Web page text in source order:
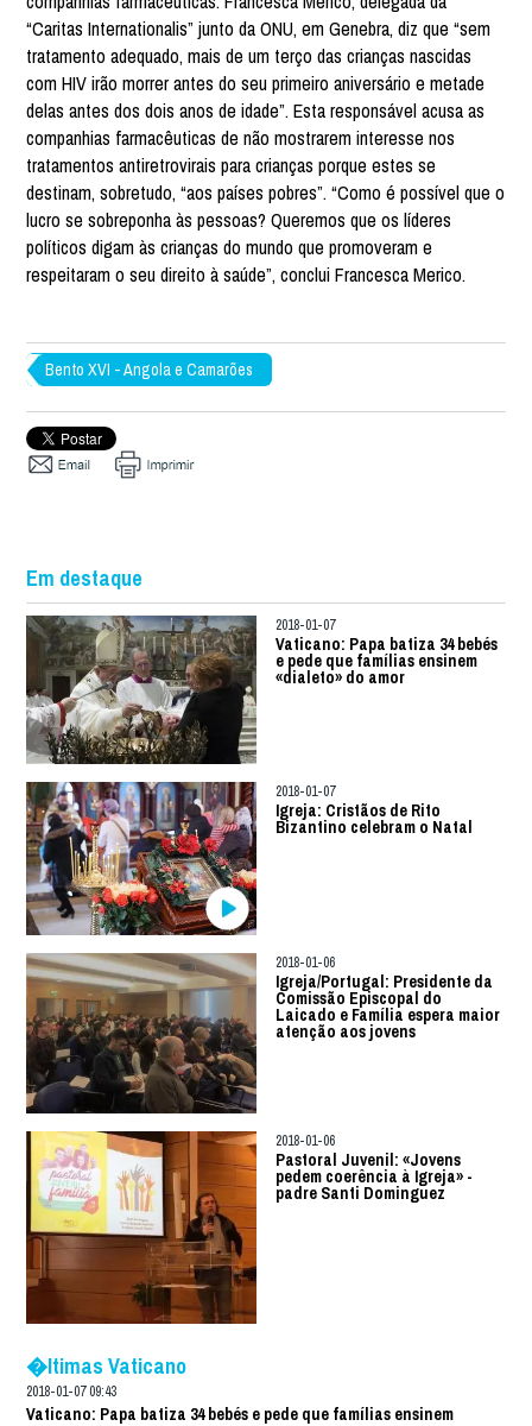
“Caritas Internationalis” junto da ONU, em Genebra, diz que “sem
tratamento adequado, mais de um terço das crianças nascidas
com HIV irão morrer antes do seu primeiro aniversário e metade
delas antes dos dois anos de idade”. Esta responsável acusa as
companhias farmacêuticas de não mostrarem interesse nos
tratamentos antiretrovirais para crianças porque estes se
destinam, sobretudo, “aos países pobres”. “Como é possível que o
lucro se sobreponha às pessoas? Queremos que os líderes
políticos digam às crianças do mundo que promoveram e
respeitaram o seu direito à saúde”, conclui Francesca Merico.
Bento XVI - Angola e Camarões
Em destaque
2018-01-07
Vaticano: Papa batiza 34 bebés
e pede que famílias ensinem
«dialeto» do amor
2018-01-07
Igreja: Cristãos de Rito
Bizantino celebram o Natal
2018-01-06
Igreja/Portugal: Presidente da
Comissão Episcopal do
Laicado e Família espera maior
atenção aos jovens
2018-01-06
Pastoral Juvenil: «Jovens
pedem coerência à Igreja» -
padre Santi Dominguez
�ltimas Vaticano
2018-01-07 09:43
Vaticano: Papa batiza 34 bebés e pede que famílias ensinem